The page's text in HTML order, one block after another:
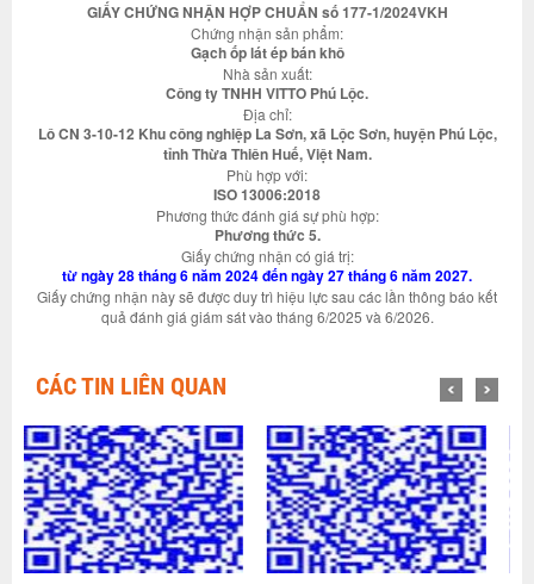
GIẤY CHỨNG NHẬN HỢP CHUẨN số 177-1/2024VKH
Chứng nhận sản phẩm:
Gạch ốp lát ép bán khô
Nhà sản xuất:
Công ty TNHH VITTO Phú Lộc.
Địa chỉ:
Lô CN 3-10-12 Khu công nghiệp La Sơn, xã Lộc Sơn, huyện Phú Lộc,
tỉnh Thừa Thiên Huế, Việt Nam.
Phù hợp với:
ISO 13006:2018
Phương thức đánh giá sự phù hợp:
Phương thức 5.
Giấy chứng nhận có giá trị:
từ ngày 28 tháng 6 năm 2024 đến ngày 27 tháng 6 năm 2027.
Giấy chứng nhận này sẽ được duy trì hiệu lực sau các lần thông báo kết
quả đánh giá giám sát vào tháng 6/2025 và 6/2026.
CÁC TIN LIÊN QUAN